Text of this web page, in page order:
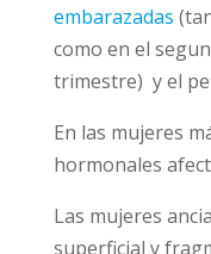
embarazadas
como en el
trimestre) y el
En las mujeres
hormonales
Las mujeres
superficial y